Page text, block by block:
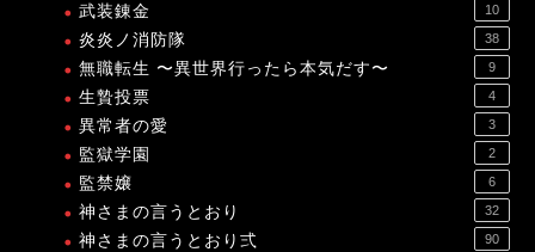
武装錬金 10
炎炎ノ消防隊 38
無職転生 〜異世界行ったら本気だす〜 9
生贄投票 4
異常者の愛 3
監獄学園 2
監禁嬢 6
神さまの言うとおり 32
神さまの言うとおり弍 90